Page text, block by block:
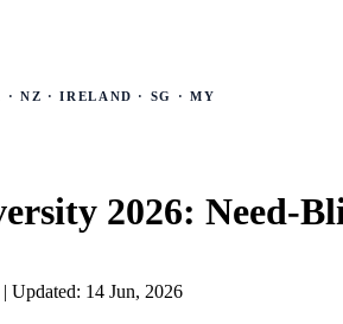
· NZ · IRELAND · SG · MY
2026: Need-
| Updated: 14 Jun, 2026